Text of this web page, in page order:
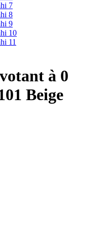
à 0
Beige